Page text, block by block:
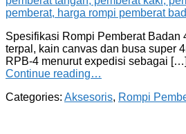
Spesifikasi Rompi Pemberat Badan
terpal, kain canvas dan busa super
RPB-4 menurut expedisi sebagai […]
Continue reading…
Categories: Aksesoris, Rompi